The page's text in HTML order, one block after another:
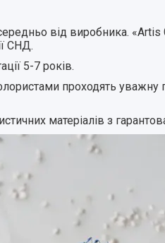
від виробника.
СНД.
5-7 років.
проходять
матеріалів з